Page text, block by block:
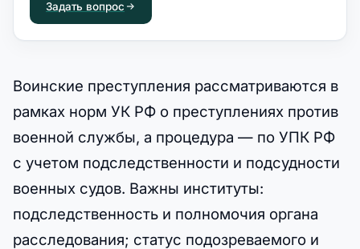
Задать вопрос
Воинские преступления рассматриваются в
рамках норм УК РФ о преступлениях против
военной службы, а процедура — по УПК РФ
с учетом подследственности и подсудности
военных судов. Важны институты:
подследственность и полномочия органа
расследования; статус подозреваемого и